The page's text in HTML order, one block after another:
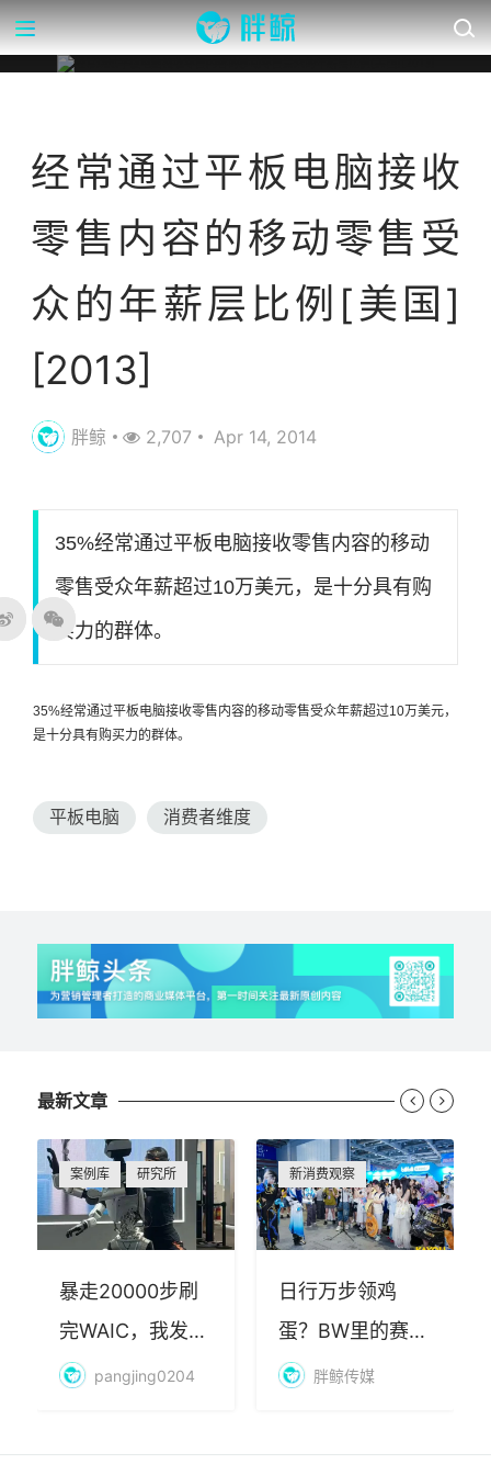
经常通过平板电脑接收
零售内容的移动零售受
众的年薪层比例[美国]
[2013]
胖鲸 2,707 Apr 14, 2014
35%经常通过平板电脑接收零售内容的移动
零售受众年薪超过10万美元，是十分具有购
买力的群体。
35%经常通过平板电脑接收零售内容的移动零售受众年薪超过10万美元，
是十分具有购买力的群体。
平板电脑 消费者维度
最新文章
案例库 研究所
暴走20000步刷
完WAIC，我发现
AI最赚钱的不是
pangjing0204
新消费观察
日行万步领鸡
蛋？BW里的赛博
朝圣，藏着品牌
胖鲸传媒
 